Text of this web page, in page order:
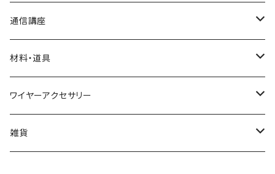
リング
ピアス
小物
イヤリング
ピアス
丸玉
アベンチュリン
オニキス
カボション
アクアマリン
アゲート
ポイント
水晶
さざれ
通信講座
ブレスレット
リング
ネックレス
材料・道具
材料
道具
ワイヤーアクセサリー
ネックレス
雑貨